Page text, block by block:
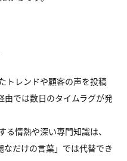
トレンドや顧客の声を投稿
由では数日のタイムラグが発
る情熱や深い専門知識は、
だけの言葉」では代替でき